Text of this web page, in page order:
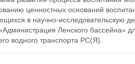
ценностных оснований
в научно-исследовательскую
Ленского бассейна»
водного транспорта РС(Я).